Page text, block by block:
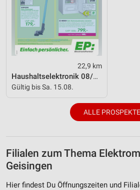
22,9 km
Haushaltselektronik 08/2026
Gültig bis Sa. 15.08.
ALLE PROSPEKTE
Filialen zum Thema
Geisingen
Hier findest Du Öffnungszeiten und